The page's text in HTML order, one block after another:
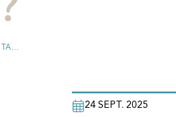
TATOUAGES : QUI SONT LES TATOUÉS DE CONSTANCES ?
24 SEPT. 2025